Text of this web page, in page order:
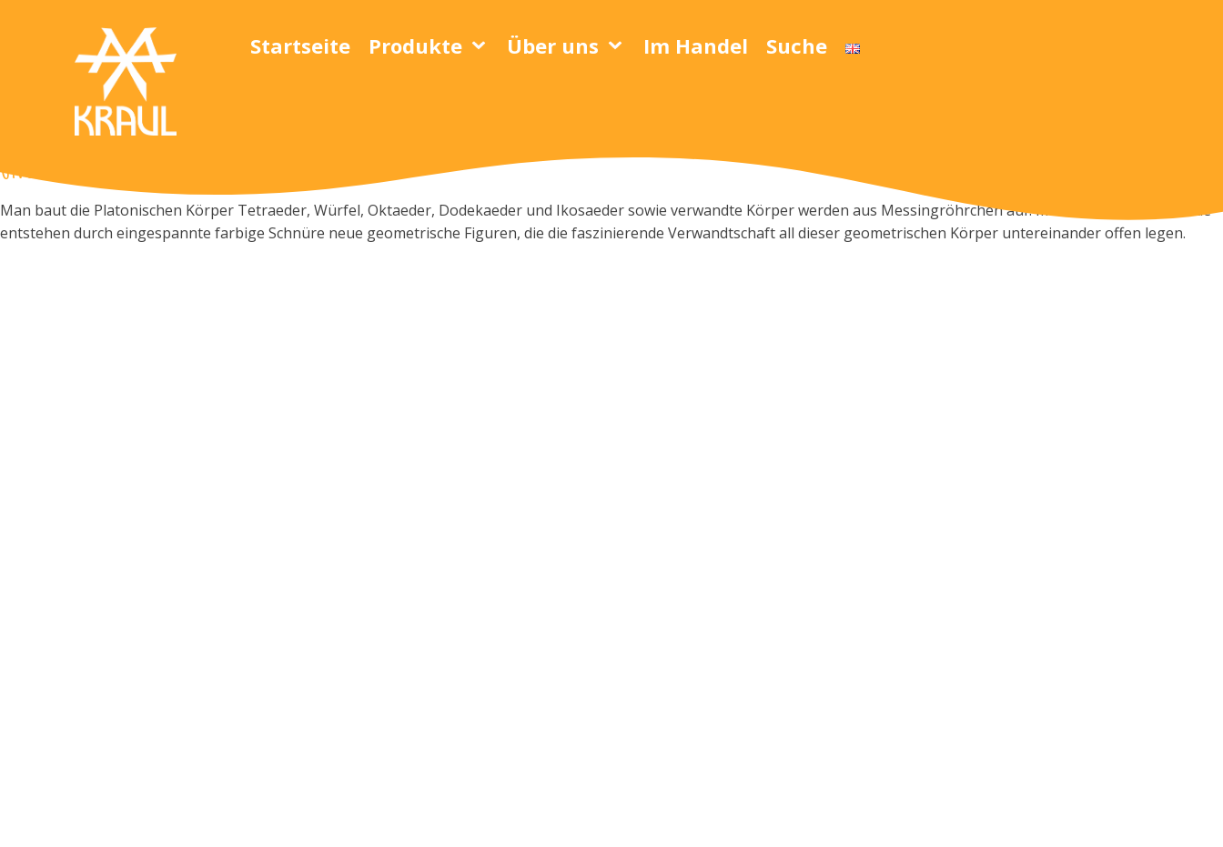
Startseite Produkte Über uns Im Handel Suche
Ungewöhnliche Experimente mit Geometrie
Man baut die Platonischen Körper Tetraeder, Würfel, Oktaeder, Dodekaeder und Ikosaeder sowie verwandte Körper werden aus Messingröhrchen auf. Im Inneren dieser Gebilde
entstehen durch eingespannte farbige Schnüre neue geometrische Figuren, die die faszinierende Verwandtschaft all dieser geometrischen Körper untereinander offen legen.